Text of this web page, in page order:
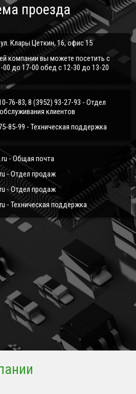
проезда
ул. Клары Цеткин, 16, офис 15
компании вы можете посетить с
00 до 17-00 обед с 12-30 до 13-20
76-83, 8 (3952) 93-27-93 - Отдел
клиентов
85-99 - Техническая поддержка
- Общая почта
- Отдел продаж
- Отдел продаж
- Техническая поддержка